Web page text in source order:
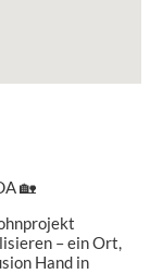
🏡
– ein Ort,
Hand in